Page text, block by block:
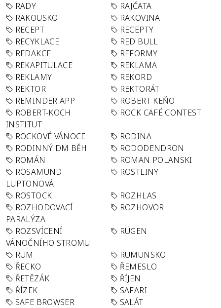
RADY
RAJČATA
RAKOUSKO
RAKOVINA
RECEPT
RECEPTY
RECYKLACE
RED BULL
REDAKCE
REFORMY
REKAPITULACE
REKLAMA
REKLAMY
REKORD
REKTOR
REKTORÁT
REMINDER APP
ROBERT KEŇO
ROBERT-KOCH
INSTITUT
ROCK CAFÉ CONTEST
ROCKOVÉ VÁNOCE
RODINA
RODINNÝ DM BĚH
RODODENDRON
ROMÁN
ROMAN POLANSKI
ROSAMUND
LUPTONOVÁ
ROSTLINY
ROSTOCK
ROZHLAS
ROZHODOVACÍ
PARALÝZA
ROZHOVOR
ROZSVÍCENÍ
VÁNOČNÍHO STROMU
RÜGEN
RUM
RUMUNSKO
ŘECKO
ŘEMESLO
ŘETĚZÁK
ŘÍJEN
ŘÍZEK
SAFARI
SAFE BROWSER
SALÁT